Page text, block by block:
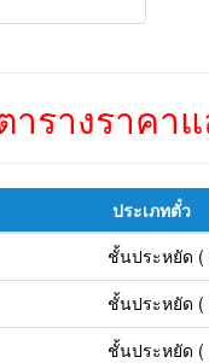
ารางราคา
ประเภทตั๋ว
ชั้นประหยัด (
ชั้นประหยัด (
ชั้นประหยัด (